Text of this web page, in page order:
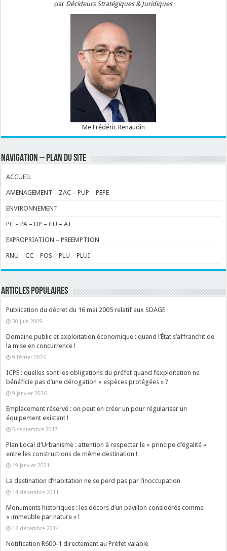
par Décideurs Stratégiques & Juridiques
Me Frédéric Renaudin
NAVIGATION – PLAN DU SITE
ACCUEIL
AMENAGEMENT – ZAC – PUP – PEPE
ENVIRONNEMENT
PC – PA – DP – CU – AT…
EXPROPRIATION – PREEMPTION
RNU – CC – POS – PLU – PLUI
ARTICLES POPULAIRES
Publication du décret du 16 mai 2005 relatif aux SDAGE
30 juin 2009
Domaine public et exploitation économique : quand l’État s’affranchit de
la mise en concurrence !
9 février 2026
ICPE : quelles sont les obligations du préfet quand l’exploitation ne
bénéficie pas d’une dérogation « espèces protégées » ?
9 janvier 2026
Emplacement réservé : on peut en créer un pour régulariser un
équipement existant !
5 septembre 2017
Plan Local d’Urbanisme : attention à respecter le « principe d’égalité »
entre les constructions de même destination !
19 janvier 2021
La destination d’habitation ne se perd pas par l’inoccupation
14 décembre 2011
Monuments historiques : les décors d’un pavillon considérés comme
« immeuble par nature » !
16 décembre 2014
Notification R600-1 directement au Préfet valable